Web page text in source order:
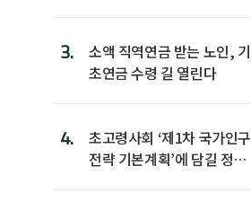
3.
소액 직역연금 받는 노인, 기
초연금 수령 길 열린다
4.
초고령사회 ‘제1차 국가인구
전략 기본계획’에 담길 정책